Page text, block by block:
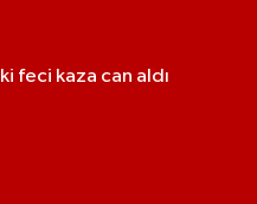
feci kaza can aldı